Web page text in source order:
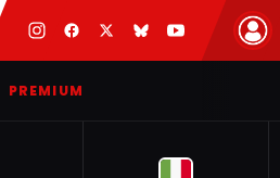
PREMIUM